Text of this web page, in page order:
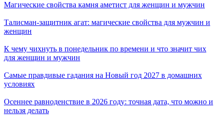
Магические свойства камня аметист для женщин и мужчин
Талисман-защитник агат: магические свойства для мужчин и
женщин
К чему чихнуть в понедельник по времени и что значит чих
для женщин и мужчин
Самые правдивые гадания на Новый год 2027 в домашних
условиях
Осеннее равноденствие в 2026 году: точная дата, что можно и
нельзя делать